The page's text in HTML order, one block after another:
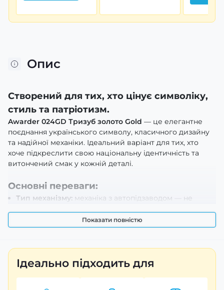
Опис
Створений для тих, хто цінує символіку,
стиль та патріотизм.
Awarder 024GD Тризуб золото Gold — це елегантне
поєднання українського символу, класичного дизайну
та надійної механіки. Ідеальний варіант для тих, хто
хоче підкреслити свою національну ідентичність та
витончений смак у кожній деталі.
Основні переваги:
Тип механізму: механіка з автопідзаводом — не
метал — стійкий до подряпин і зносу;
Браслет:нержавіюча сталь довжиною 22 см —
Діаметр корпусу:42 мм — оптимальний розмір для
чоловічого зап'ястя;
Вага:
56 г — легкий та зручний аксесуар;
Показати повністю
Ідеально підходить для